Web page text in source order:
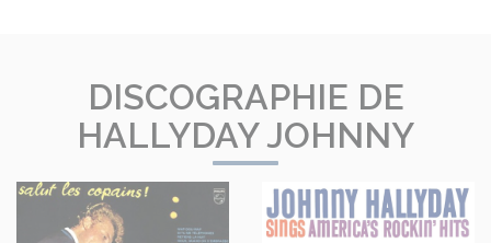
DISCOGRAPHIE DE
HALLYDAY JOHNNY